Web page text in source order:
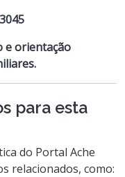
e orientação
para esta
do Portal Ache
relacionados, como: